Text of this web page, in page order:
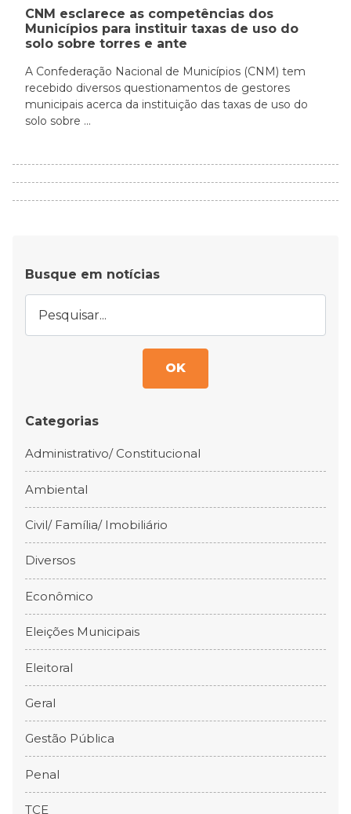
CNM esclarece as competências dos
Municípios para instituir taxas de uso do
solo sobre torres e ante
A Confederação Nacional de Municípios (CNM) tem
recebido diversos questionamentos de gestores
municipais acerca da instituição das taxas de uso do
solo sobre ...
Busque em notícias
OK
Categorias
Administrativo/ Constitucional
Ambiental
Civil/ Família/ Imobiliário
Diversos
Econômico
Eleições Municipais
Eleitoral
Geral
Gestão Pública
Penal
TCE